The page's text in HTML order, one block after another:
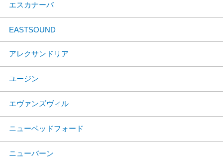
エスカナーバ
EASTSOUND
アレクサンドリア
ユージン
エヴァンズヴィル
ニューベッドフォード
ニューバーン